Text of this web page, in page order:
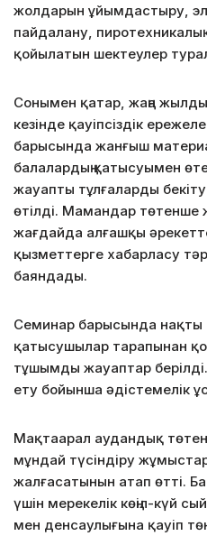
жолдарын ұйымдастыру,
пайдалану,
қойылатын шектеулер
Сонымен қатар, жаңа
кезінде қауіпсіздік
барысында жанғыш
балалардың қатысуымен
жауапты тұлғаларды
өтілді. Мамандар төтенше
жағдайда алғашқы
қызметтерге хабарласу
баяндады.
Семинар барысында нақты
қатысушылар тарапынан
тұшымды жауаптар
ету бойынша әдістемелік
Мақтаарал аудандық
мұндай түсіндіру
жалғасатынын атап өтті.
үшін мерекелік көңіл-күй
мен денсаулығына қауіп